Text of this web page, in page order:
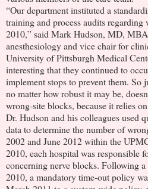
“Our department instituted a
training and process audits
2010,” said Mark Hudson, MD,
anesthesiology and vice chair for
University of Pittsburgh Medical
interesting that they continued to
implement stops to prevent them. So
no matter how robust it may be,
wrong-site blocks, because it relies
Dr. Hudson and his colleagues used
data to determine the number of
2002 and June 2012 within the
2010, each hospital was responsible
concerning nerve blocks. Following
2010, a mandatory time-out policy